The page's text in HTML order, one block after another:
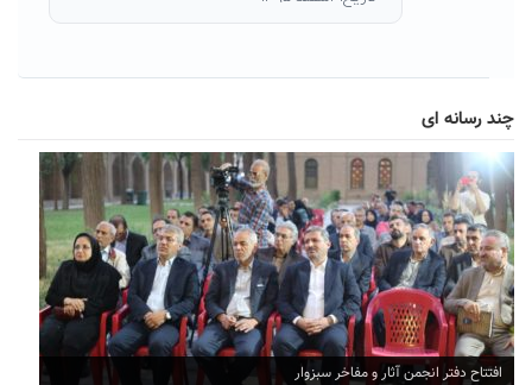
چند رسانه ای
افتتاح دفتر انجمن آثار و مفاخر سبزوار